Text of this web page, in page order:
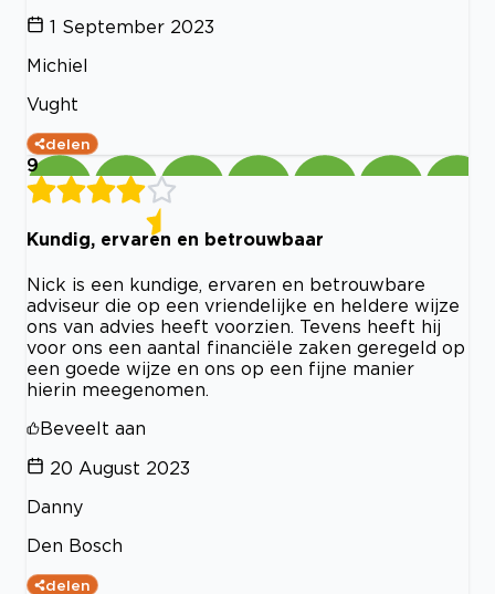
1 September 2023
Michiel
Vught
delen
9
Kundig, ervaren en betrouwbaar
Nick is een kundige, ervaren en betrouwbare
adviseur die op een vriendelijke en heldere wijze
ons van advies heeft voorzien. Tevens heeft hij
voor ons een aantal financiële zaken geregeld op
een goede wijze en ons op een fijne manier
hierin meegenomen.
Beveelt aan
20 August 2023
Danny
Den Bosch
delen